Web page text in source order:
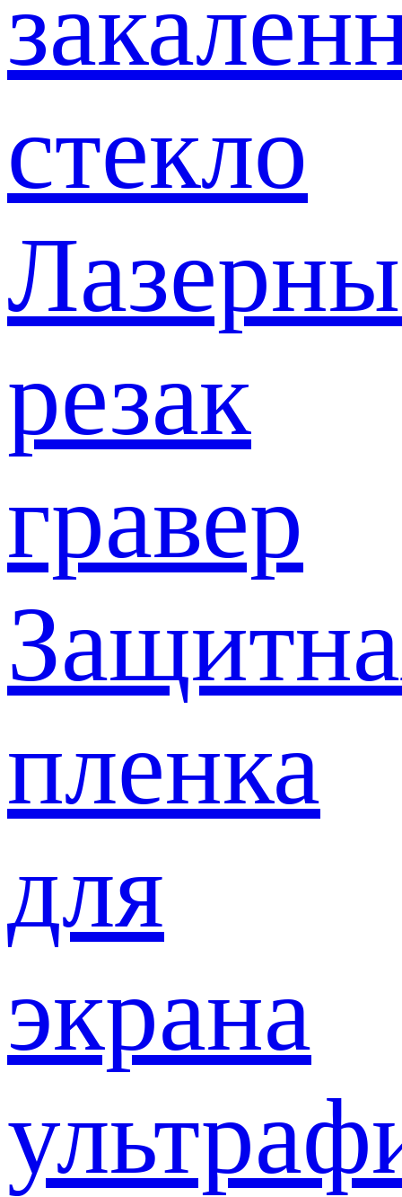
стекло
резак
гравер
пленка
для
экрана